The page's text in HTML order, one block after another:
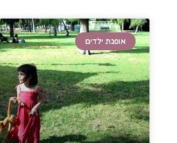
אופנת ילדים